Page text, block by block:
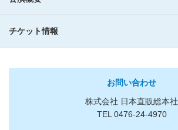
チケット情報
お問い合わせ
株式会社 日本直販総本社
TEL 0476-24-4970